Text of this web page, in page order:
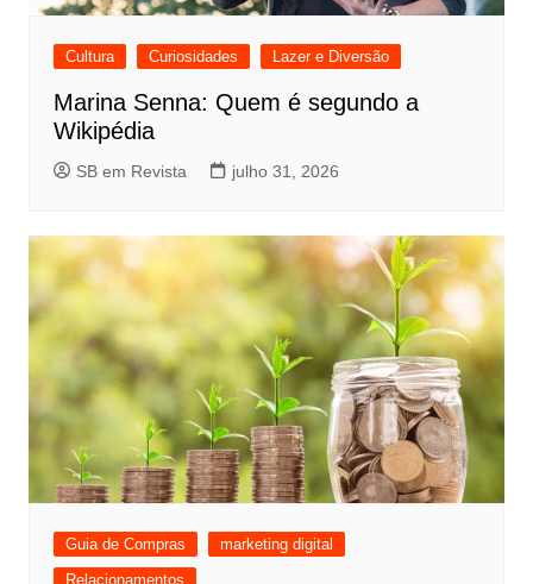
Cultura Curiosidades Lazer e Diversão
Marina Senna: Quem é segundo a
Wikipédia
SB em Revista julho 31, 2026
Guia de Compras
marketing digital
Relacionamentos